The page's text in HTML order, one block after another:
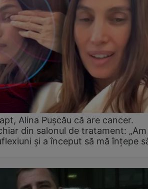
Alina Pușcău că are cancer.
din salonul de tratament:
și a început să mă înțepe